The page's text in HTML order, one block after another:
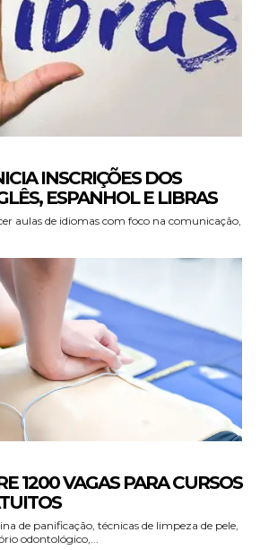
INSCRIÇÕES DOS
ESPANHOL E LIBRAS
aulas de idiomas com foco na comunicação,
1200 VAGAS PARA CURSOS
de panificação, técnicas de limpeza de pele,
odontológico,...